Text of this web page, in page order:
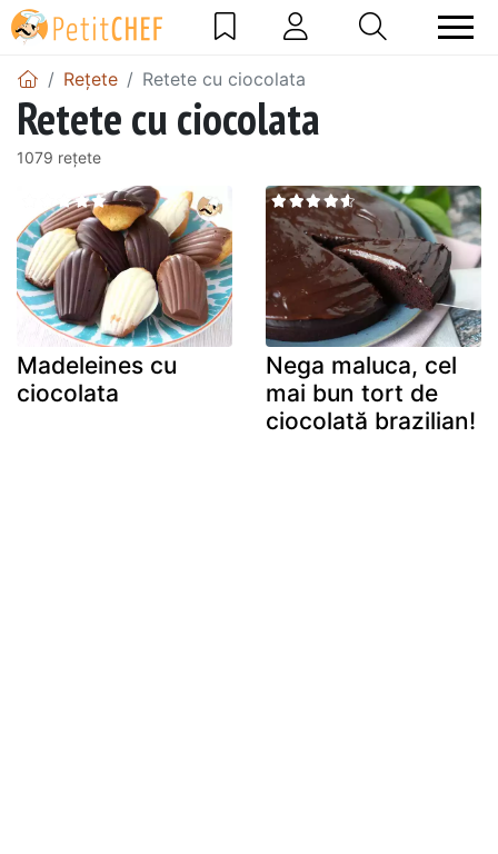
Rețete Retete cu ciocolata
Retete cu ciocolata
1079 rețete
Madeleines cu
ciocolata
Nega maluca, cel
mai bun tort de
ciocolată brazilian!